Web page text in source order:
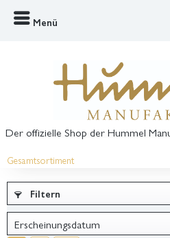
Menü
Der offizielle Shop der Hummel
Gesamtsortiment
Filtern